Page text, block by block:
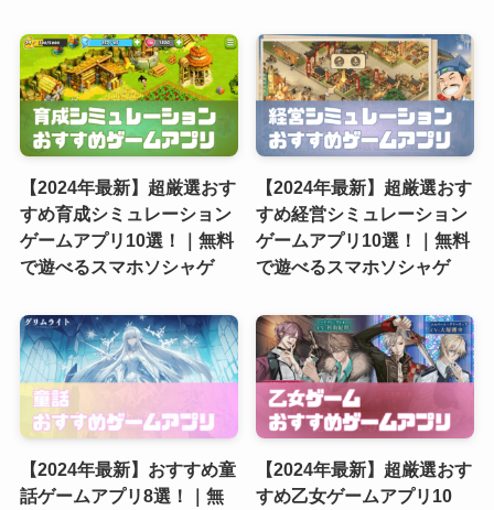
【2024年最新】超厳選おす
すめ育成シミュレーション
ゲームアプリ10選！｜無料
で遊べるスマホソシャゲ
【2024年最新】超厳選おす
すめ経営シミュレーション
ゲームアプリ10選！｜無料
で遊べるスマホソシャゲ
【2024年最新】おすすめ童
話ゲームアプリ8選！｜無
【2024年最新】超厳選おす
すめ乙女ゲームアプリ10